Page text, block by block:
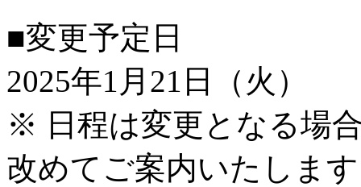
■変更予定日
2025年1月21日（火）
※ 日程は変更となる場
改めてご案内いたしま